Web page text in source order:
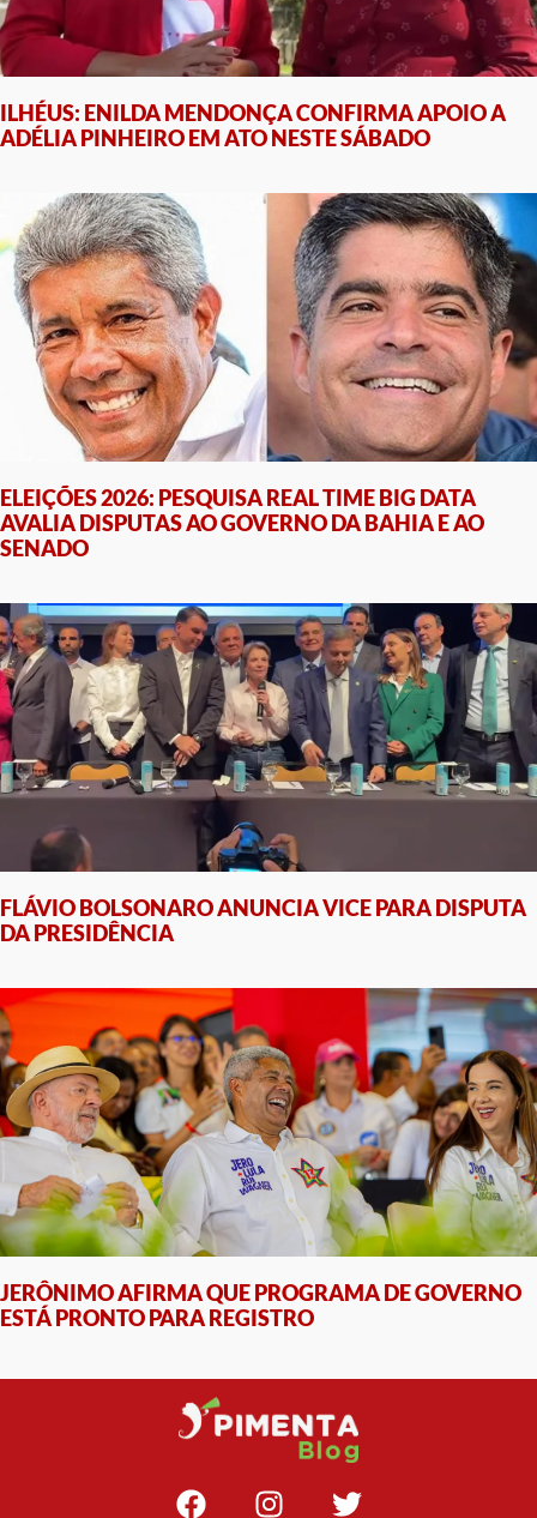
ILHÉUS: ENILDA MENDONÇA CONFIRMA APOIO A
ADÉLIA PINHEIRO EM ATO NESTE SÁBADO
ELEIÇÕES 2026: PESQUISA REAL TIME BIG DATA
AVALIA DISPUTAS AO GOVERNO DA BAHIA E AO
SENADO
FLÁVIO BOLSONARO ANUNCIA VICE PARA DISPUTA
DA PRESIDÊNCIA
JERÔNIMO AFIRMA QUE PROGRAMA DE GOVERNO
ESTÁ PRONTO PARA REGISTRO